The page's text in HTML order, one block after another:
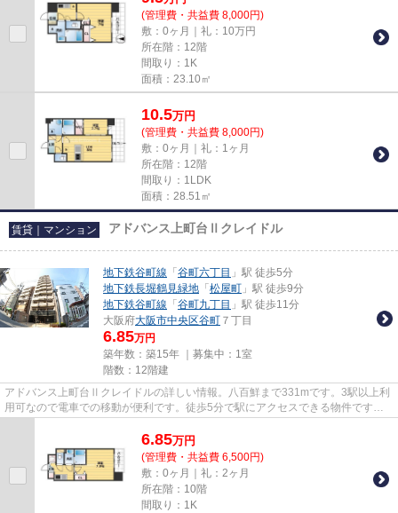
(管理費・共益費 8,000円)
敷：0ヶ月｜礼：10万円
所在階：12階
間取り：1K
面積：23.10㎡
10.5万円
(管理費・共益費 8,000円)
敷：0ヶ月｜礼：1ヶ月
所在階：12階
間取り：1LDK
面積：28.51㎡
賃貸｜マンション アドバンス上町台Ⅱクレイドル
地下鉄谷町線 「 谷町六丁目 」駅 徒歩5分
地下鉄長堀鶴見緑地 「 松屋町 」駅 徒歩9分
地下鉄谷町線 「 谷町九丁目 」駅 徒歩11分
大阪府大阪市中央区谷町 ７丁目
6.85万円
築年数：築15年 ｜募集中： 1室
階数：12階建
アドバンス上町台Ⅱクレイドルの詳しい情報。八百鮮まで331mです。3駅以上利
用可なので電車での移動が便利です。徒歩5分で駅にアクセスできる物件です。
6.85万円
(管理費・共益費 6,500円)
敷：0ヶ月｜礼：2ヶ月
所在階：10階
間取り：1K